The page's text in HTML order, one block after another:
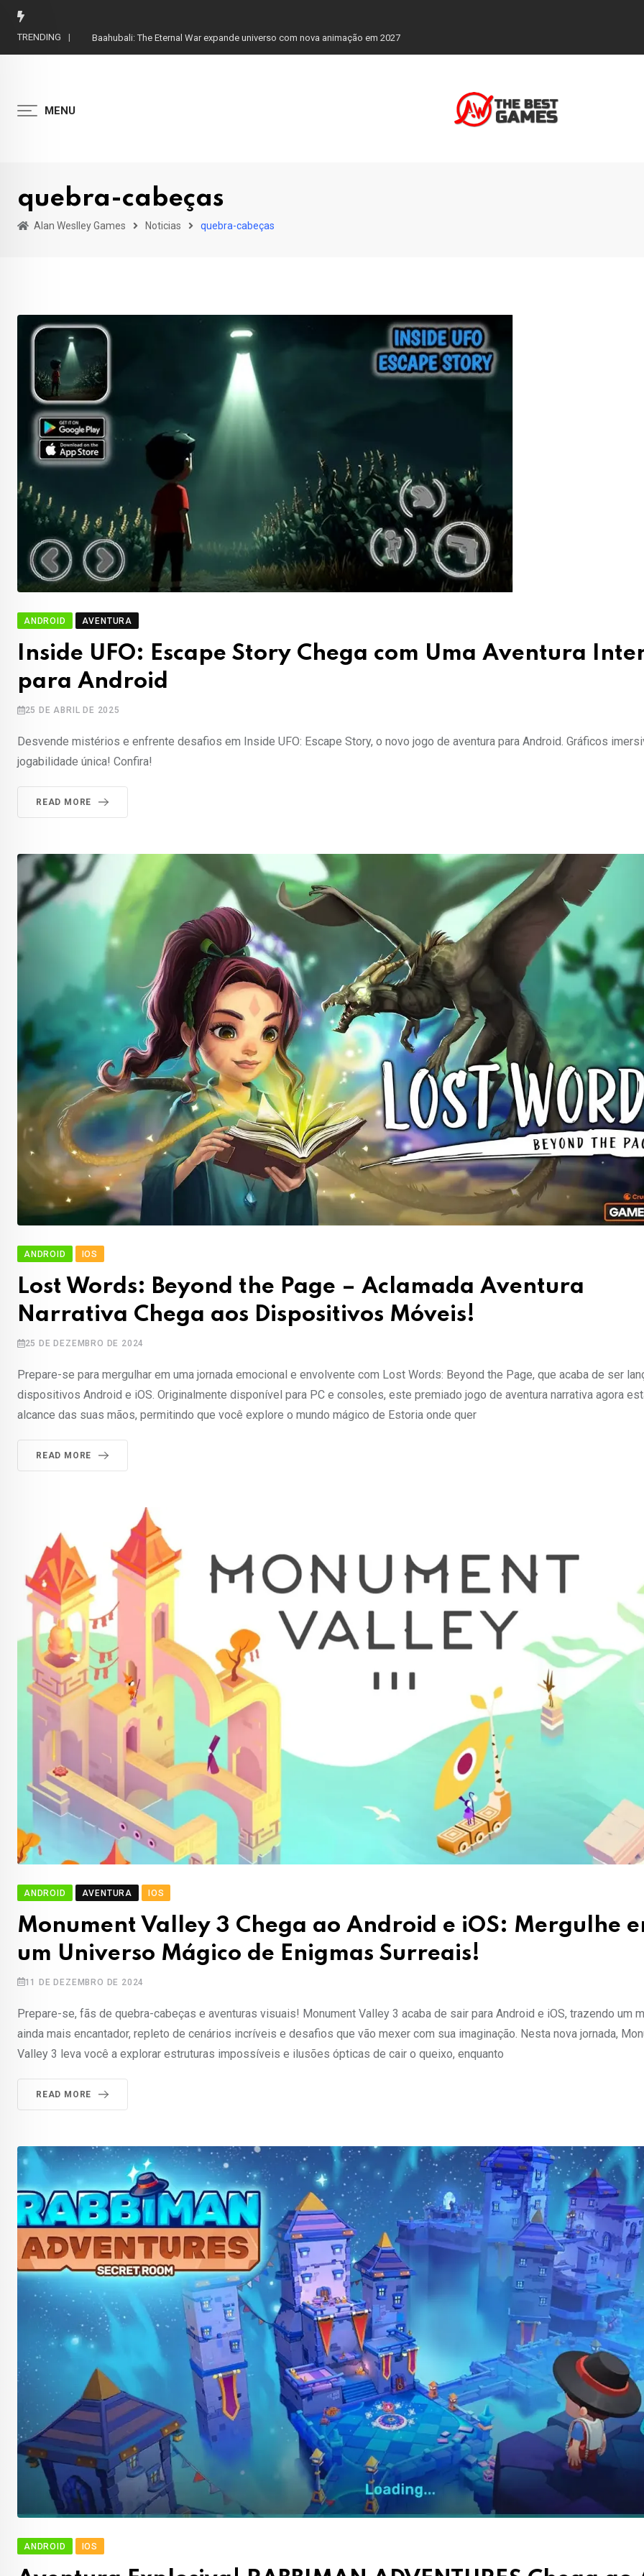
Skip
TRENDING Baahubali: The Eternal War expande universo com nova animação em 2027
MENU
quebra-cabeças
Alan Weslley Games Noticias quebra-cabeças
ANDROID AVENTURA
Inside UFO: Escape Story Chega com Uma Aventura
para Android
25 DE ABRIL DE 2025
Desvende mistérios e enfrente desafios em Inside UFO: Escape Story, o novo jogo de aventura para Android. Gráficos
jogabilidade única! Confira!
READ MORE
ANDROID IOS
Lost Words: Beyond the Page – Aclamada Aventura
Narrativa Chega aos Dispositivos Móveis!
25 DE DEZEMBRO DE 2024
Prepare-se para mergulhar em uma jornada emocional e envolvente com Lost Words: Beyond the Page, que acaba de ser
dispositivos Android e iOS. Originalmente disponível para PC e consoles, este premiado jogo de aventura narrativa agora
alcance das suas mãos, permitindo que você explore o mundo mágico de Estoria onde quer
READ MORE
ANDROID AVENTURA IOS
Monument Valley 3 Chega ao Android e iOS: Mergulhe
um Universo Mágico de Enigmas Surreais!
11 DE DEZEMBRO DE 2024
Prepare-se, fãs de quebra-cabeças e aventuras visuais! Monument Valley 3 acaba de sair para Android e iOS, trazendo um
ainda mais encantador, repleto de cenários incríveis e desafios que vão mexer com sua imaginação. Nesta nova jornada,
Valley 3 leva você a explorar estruturas impossíveis e ilusões ópticas de cair o queixo, enquanto
READ MORE
ANDROID IOS